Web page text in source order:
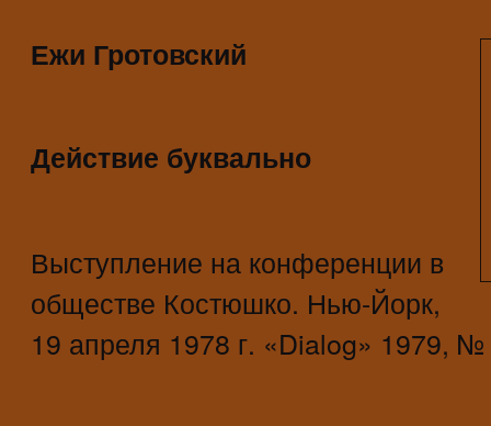
Ежи Гротовский
Действие буквально
Выступление на конференции в
обществе Костюшко. Нью-Йорк,
19 апреля 1978 г. «Dialog» 1979,